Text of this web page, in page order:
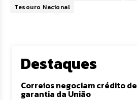
Tesouro Nacional
Destaques
Correios negociam crédito
garantia da União